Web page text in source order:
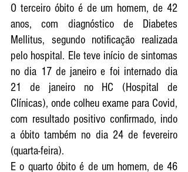
O terceiro óbito é de um homem, de 42
anos, com diagnóstico de Diabetes
Mellitus, segundo notificação realizada
pelo hospital. Ele teve início de sintomas
no dia 17 de janeiro e foi internado dia
21 de janeiro no HC (Hospital de
Clínicas), onde colheu exame para Covid,
com resultado positivo confirmado, indo
a óbito também no dia 24 de fevereiro
(quarta-feira).
E o quarto óbito é de um homem, de 46